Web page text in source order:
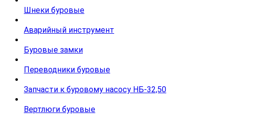
Шнеки буровые
Аварийный инструмент
Буровые замки
Переводники буровые
Запчасти к буровому насосу НБ-32,50
Вертлюги буровые